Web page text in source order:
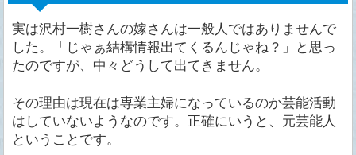
実は沢村一樹さんの嫁さんは一般人ではありませんで
した。「じゃぁ結構情報出てくるんじゃね？」と思っ
たのですが、中々どうして出てきません。
その理由は現在は専業主婦になっているのか芸能活動
はしていないようなのです。正確にいうと、元芸能人
ということです。